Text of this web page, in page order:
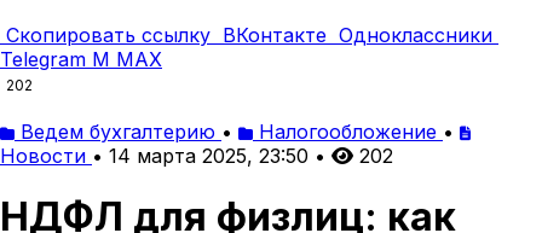
Скопировать ссылку ВКонтакте Одноклассники
Telegram M MAX
202
Ведем бухгалтерию • Налогообложение •
Новости • 14 марта 2025, 23:50 • 202
НДФЛ для физлиц: как